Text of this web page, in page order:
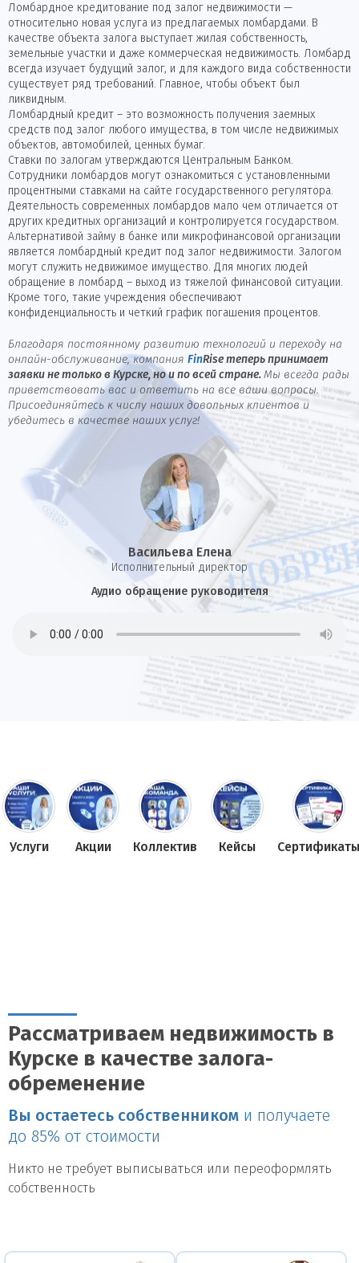
Ломбардное кредитование под залог недвижимости —
относительно новая услуга из предлагаемых ломбардами. В
качестве объекта залога выступает жилая собственность,
земельные участки и даже коммерческая недвижимость. Ломбард
всегда изучает будущий залог, и для каждого вида собственности
существует ряд требований. Главное, чтобы объект был
ликвидным.
Ломбардный кредит – это возможность получения заемных
средств под залог любого имущества, в том числе недвижимых
объектов, автомобилей, ценных бумаг.
Ставки по залогам утверждаются Центральным Банком.
Сотрудники ломбардов могут ознакомиться с установленными
процентными ставками на сайте государственного регулятора.
Деятельность современных ломбардов мало чем отличается от
других кредитных организаций и контролируется государством.
Альтернативой займу в банке или микрофинансовой организации
является ломбардный кредит под залог недвижимости. Залогом
могут служить недвижимое имущество. Для многих людей
обращение в ломбард – выход из тяжелой финансовой ситуации.
Кроме того, такие учреждения обеспечивают
конфиденциальность и четкий график погашения процентов.
Благодаря постоянному развитию технологий и переходу на
онлайн-обслуживание, компания FinRise теперь принимает
заявки не только в Курске, но и по всей стране. Мы всегда рады
приветствовать вас и ответить на все ваши вопросы.
Присоединяйтесь к числу наших довольных клиентов и
убедитесь в качестве наших услуг!
Васильева Елена
И сполнительный директор
Аудио обращение руководителя
Услуги Акции Коллектив Кейсы Сертификаты
Рассматриваем недвижимость в
Курске в качестве залога-
обременение
Вы остаетесь собственником и получаете
до 85% от стоимости
Никто не требует выписываться или переоформлять
собственность